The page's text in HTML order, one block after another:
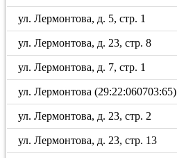
ул. Лермонтова, д. 5, стр. 1
ул. Лермонтова, д. 23, стр. 8
ул. Лермонтова, д. 7, стр. 1
ул. Лермонтова (29:22:060703:65)
ул. Лермонтова, д. 23, стр. 2
ул. Лермонтова, д. 23, стр. 13